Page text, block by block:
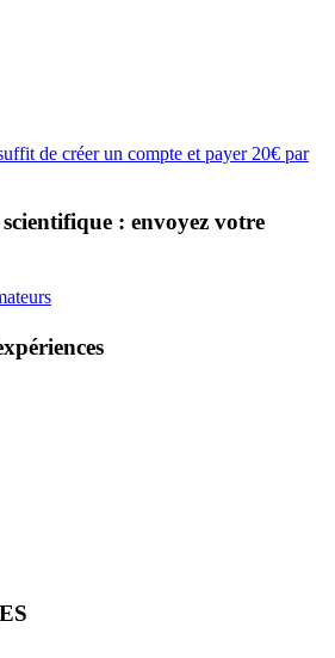
de créer un compte et payer 20€ par
: envoyez votre